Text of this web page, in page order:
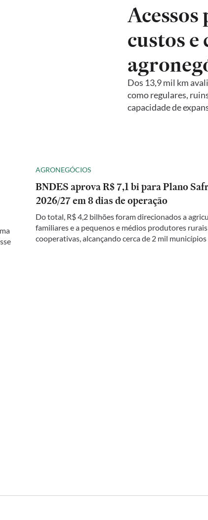
custos
Dos 13,9 mil km
como regulares,
capacidade de
AGRONEGÓCIOS
BNDES aprova R$ 7,1 bi para Plano
2026/27 em 8 dias de operação
Do total, R$ 4,2 bilhões foram direcionados a
familiares e a pequenos e médios produtores
cooperativas, alcançando cerca de 2 mil municípios